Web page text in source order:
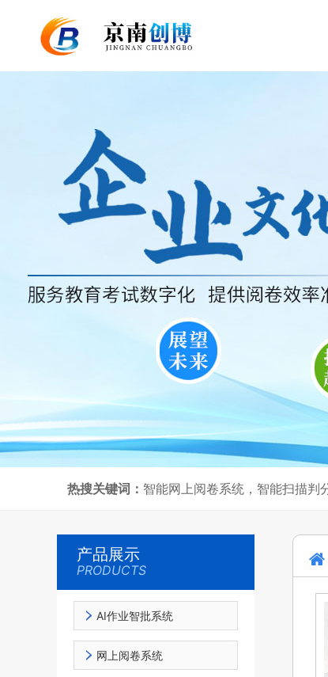
热搜关键词： 智能网上阅卷系统，智能扫描判
产品展示
PRODUCTS
AI作业智批系统
网上阅卷系统